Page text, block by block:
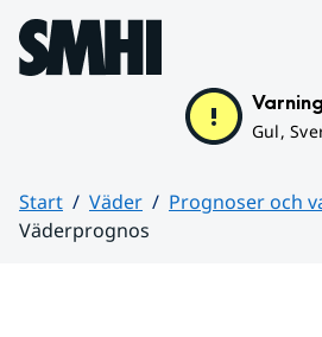
Hoppa till sidans innehåll
Varning
Gul,
Start Väder
Prognoser och
Väderprognos